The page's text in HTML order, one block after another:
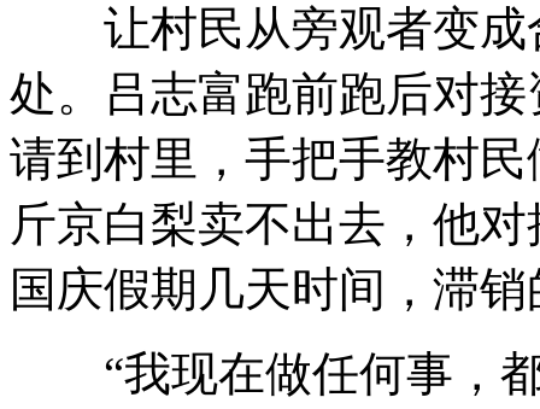
让村民从旁观者变成
处。吕志富跑前跑后对
请到村里，手把手教村
斤京白梨卖不出去，他
国庆假期几天时间，滞
“我现在做任何事，都